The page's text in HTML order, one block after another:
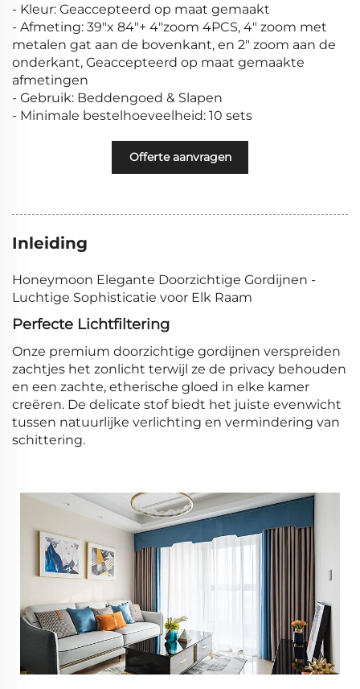
- Kleur: Geaccepteerd op maat gemaakt
- Afmeting: 39"x 84"+ 4"zoom 4PCS, 4" zoom met
metalen gat aan de bovenkant, en 2" zoom aan de
onderkant, Geaccepteerd op maat gemaakte
afmetingen
- Gebruik: Beddengoed & Slapen
- Minimale bestelhoeveelheid: 10 sets
Offerte aanvragen
Inleiding
Honeymoon Elegante Doorzichtige Gordijnen -
Luchtige Sophisticatie voor Elk Raam
Perfecte Lichtfiltering
Onze premium doorzichtige gordijnen verspreiden
zachtjes het zonlicht terwijl ze de privacy behouden
en een zachte, etherische gloed in elke kamer
creëren. De delicate stof biedt het juiste evenwicht
tussen natuurlijke verlichting en vermindering van
schittering.